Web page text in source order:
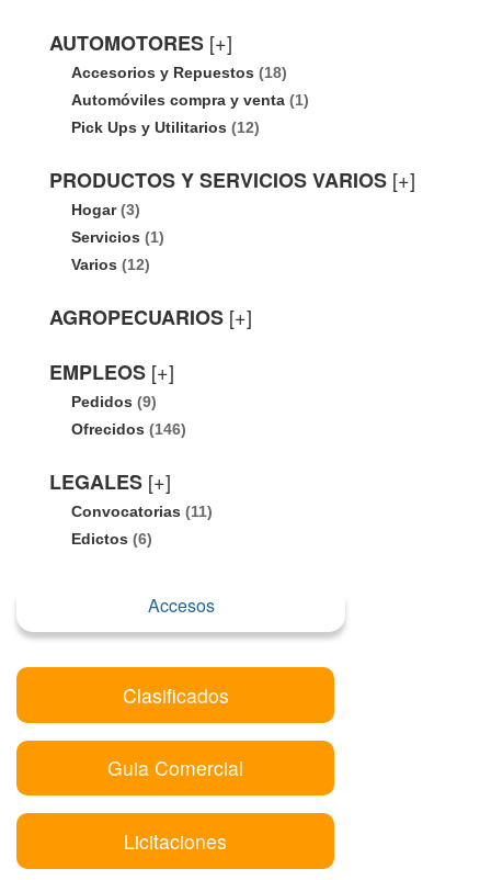
AUTOMOTORES [+]
Accesorios y Repuestos (18)
Automóviles compra y venta (1)
Pick Ups y Utilitarios (12)
PRODUCTOS Y SERVICIOS VARIOS [+]
Hogar(3)
Servicios (1)
Varios (12)
AGROPECUARIOS [+]
EMPLEOS [+]
Pedidos (9)
Ofrecidos (146)
LEGALES [+]
Convocatorias (11)
Edictos (6)
Accesos
Clasificados
Guia Comercial
Licitaciones